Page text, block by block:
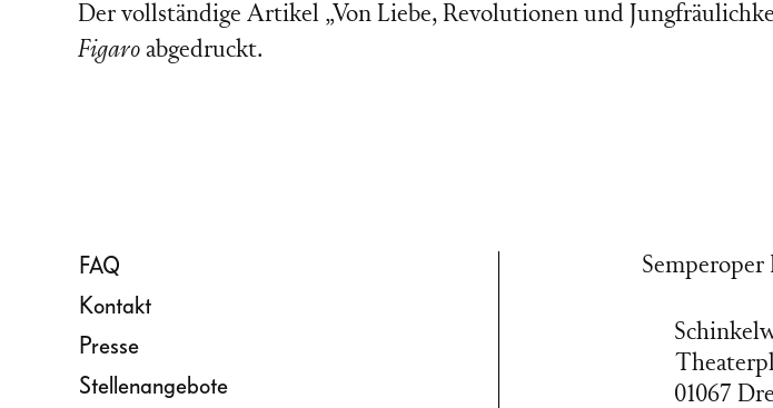
Der vollständige Artikel „Von Liebe, Revolutionen und
Figaroabgedruckt.
FAQ
Kontakt
Presse
Stellenangebote
Semperoper
01067